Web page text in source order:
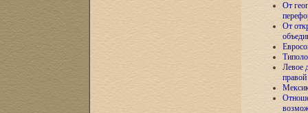
От
От
Левое